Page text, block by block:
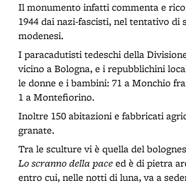
Il monumento infatti commenta e
1944 dai nazi-fascisti, nel tentativo
modenesi.
I paracadutisti tedeschi della
vicino a Bologna, e i repubblichini
le donne e i bambini: 71 a Monchio
1 a Montefiorino.
Inoltre 150 abitazioni e fabbricati
granate.
Tra le sculture vi è quella del
Lo scranno della pace ed è di pietra
entro cui, nelle notti di luna, va a